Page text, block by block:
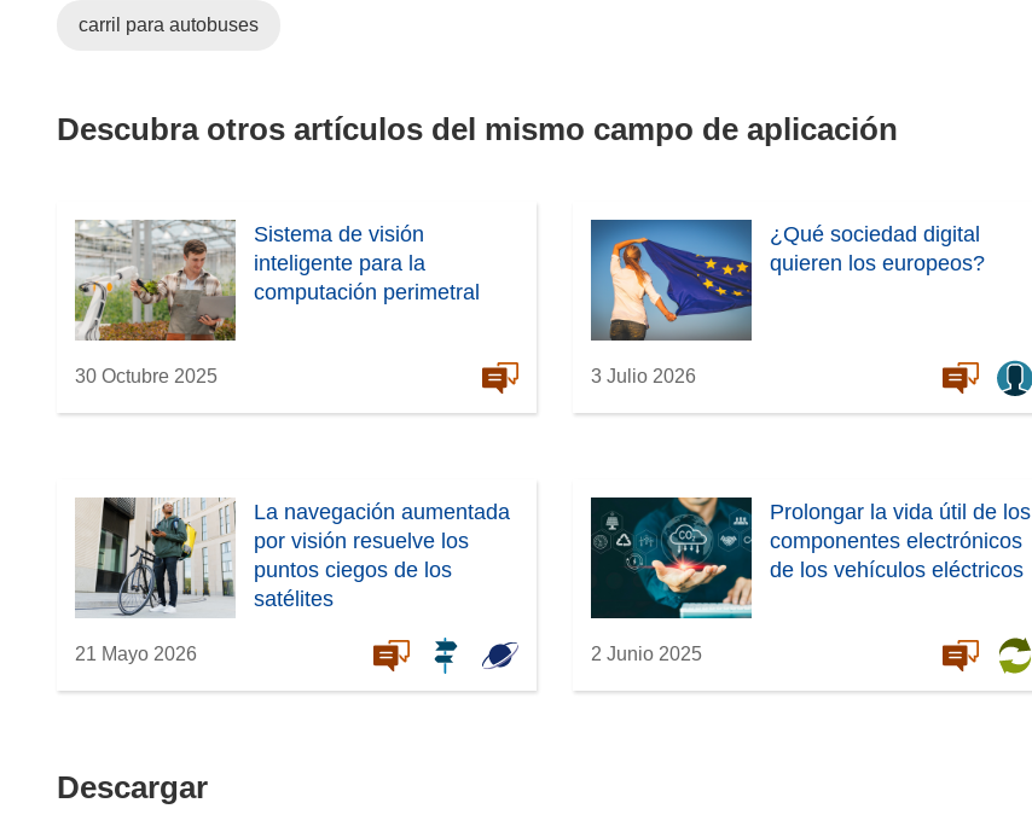
carril para autobuses
Descubra otros artículos del mismo campo de aplicación
Sistema de visión
inteligente para la
computación perimetral
30 Octubre 2025
¿Qué sociedad digital
quieren los europeos?
3 Julio 2026
La navegación aumentada
por visión resuelve los
puntos ciegos de los
satélites
21 Mayo 2026
Prolongar la vida útil de los
componentes electrónicos
de los vehículos eléctricos
2 Junio 2025
DescargarDescargar